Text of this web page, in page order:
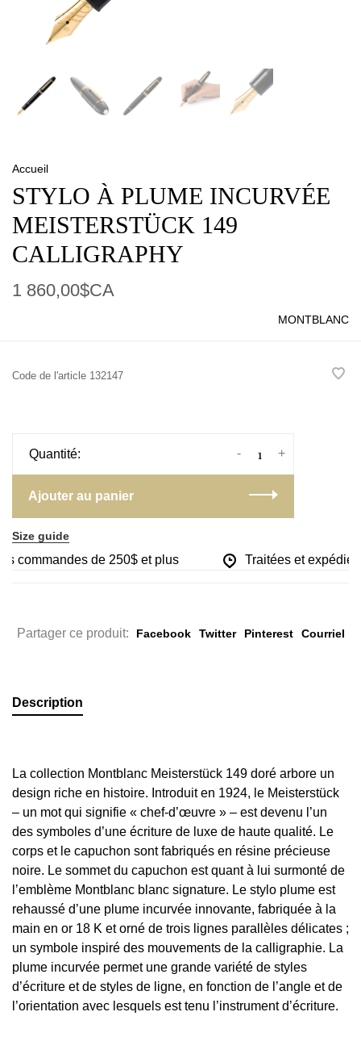
Accueil
STYLO À PLUME INCURVÉE
MEISTERSTÜCK 149
CALLIGRAPHY
1 860,00$CA
MONTBLANC
Code de l'article 132147
Quantité: +
-
Ajouter au panier
Size guide
commandes de 250$ et plus Traitées et
Partager ce produit: Facebook Twitter Pinterest Courriel
Description
La collection Montblanc Meisterstück 149 doré arbore un
design riche en histoire. Introduit en 1924, le Meisterstück
– un mot qui signifie « chef-d’œuvre » – est devenu l’un
des symboles d’une écriture de luxe de haute qualité. Le
corps et le capuchon sont fabriqués en résine précieuse
noire. Le sommet du capuchon est quant à lui surmonté de
l’emblème Montblanc blanc signature. Le stylo plume est
rehaussé d’une plume incurvée innovante, fabriquée à la
main en or 18 K et orné de trois lignes parallèles délicates ;
un symbole inspiré des mouvements de la calligraphie. La
plume incurvée permet une grande variété de styles
d’écriture et de styles de ligne, en fonction de l’angle et de
l’orientation avec lesquels est tenu l’instrument d’écriture.